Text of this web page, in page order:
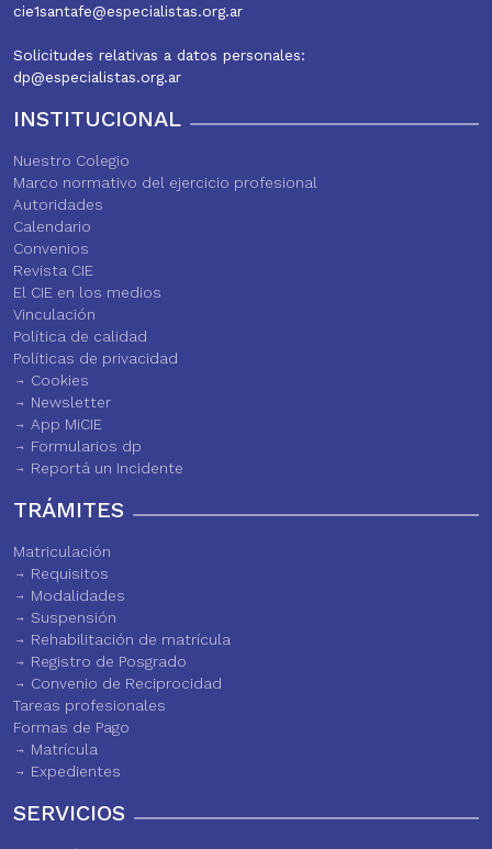
cie1santafe@especialistas.org.ar
Solicitudes relativas a datos personales:
dp@especialistas.org.ar
INSTITUCIONAL
Nuestro Colegio
Marco normativo del ejercicio profesional
Autoridades
Calendario
Convenios
Revista CIE
El CIE en los medios
Vinculación
Política de calidad
Políticas de privacidad
Cookies
Newsletter
App MiCIE
Formularios dp
Reportá un Incidente
TRÁMITES
Matriculación
Requisitos
Modalidades
Suspensión
Rehabilitación de matrícula
Registro de Posgrado
Convenio de Reciprocidad
Tareas profesionales
Formas de Pago
Matrícula
Expedientes
SERVICIOS